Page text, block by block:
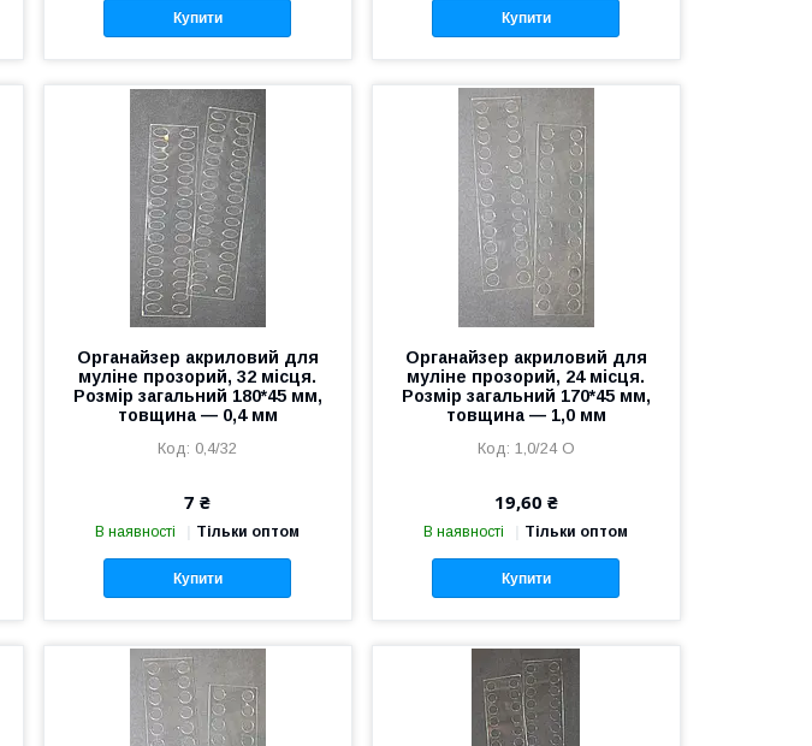
Купити Купити
Органайзер акриловий для
муліне прозорий, 32 місця.
Розмір загальний 180*45 мм,
товщина — 0,4 мм
0,4/32
7 ₴
В наявності Тільки оптом
Купити
Органайзер акриловий для
муліне прозорий, 24 місця.
Розмір загальний 170*45 мм,
товщина — 1,0 мм
1,0/24 О
19,60 ₴
В наявності Тільки оптом
Купити